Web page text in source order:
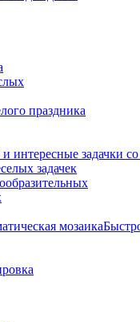
праздника
интересные задачки со
задачек
мозаика